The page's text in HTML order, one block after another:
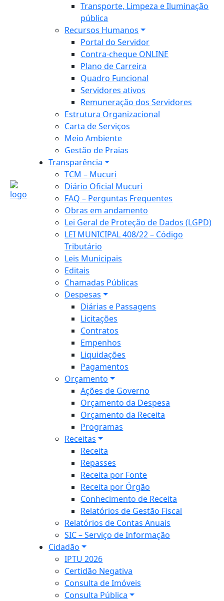
Transporte, Limpeza e Iluminação
pública
Recursos Humanos
Portal do Servidor
Contra-cheque ONLINE
Plano de Carreira
Quadro Funcional
Servidores ativos
Remuneração dos Servidores
Estrutura Organizacional
Carta de Serviços
Meio Ambiente
Gestão de Praias
Transparência
TCM – Mucuri
Diário Oficial Mucuri
FAQ – Perguntas Frequentes
Obras em andamento
Lei Geral de Proteção de Dados (LGPD)
LEI MUNICIPAL 408/22 – Código
Tributário
Leis Municipais
Editais
Chamadas Públicas
Despesas
Diárias e Passagens
Licitações
Contratos
Empenhos
Liquidações
Pagamentos
Orçamento
Ações de Governo
Orçamento da Despesa
Orçamento da Receita
Programas
Receitas
Receita
Repasses
Receita por Fonte
Receita por Órgão
Conhecimento de Receita
Relatórios de Gestão Fiscal
Relatórios de Contas Anuais
SIC – Serviço de Informação
Cidadão
IPTU 2026
Certidão Negativa
Consulta de Imóveis
Consulta Pública